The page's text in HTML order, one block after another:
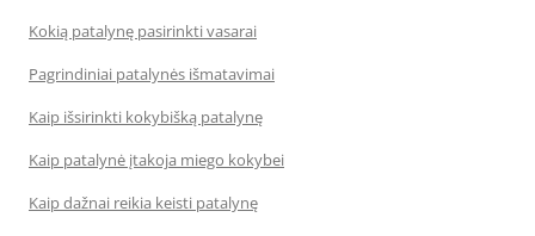
Kokią patalynę pasirinkti vasarai
Pagrindiniai patalynės išmatavimai
Kaip išsirinkti kokybišką patalynę
Kaip patalynė įtakoja miego kokybei
Kaip dažnai reikia keisti patalynę